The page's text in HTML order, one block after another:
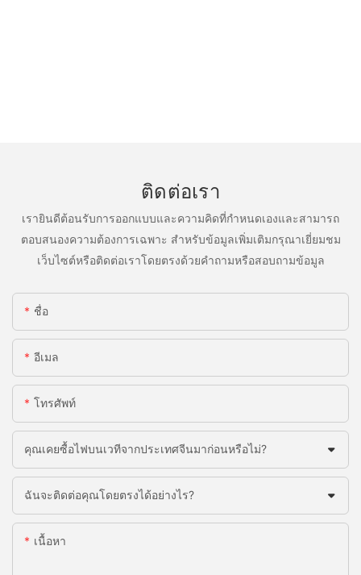
ติดต่อเรา
เรายินดีต้อนรับการออกแบบและความคิดที่กำหนดเองและสามารถ
ตอบสนองความต้องการเฉพาะ สำหรับข้อมูลเพิ่มเติมกรุณาเยี่ยมชม
เว็บไซต์หรือติดต่อเราโดยตรงด้วยคำถามหรือสอบถามข้อมูล
ชื่อ
อีเมล
โทรศัพท์
คุณเคยซื้อไฟบนเวทีจากประเทศจีนมาก่อนหรือไม่?
ฉันจะติดต่อคุณโดยตรงได้อย่างไร?
เนื้อหา